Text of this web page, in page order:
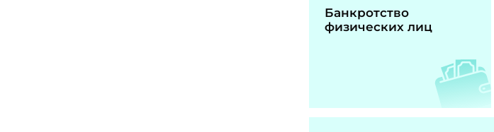
Банкротство
физических лиц